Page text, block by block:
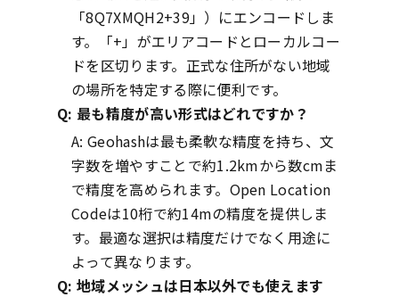
「8Q7XMQH2+39」）にエンコードしま
す。「+」がエリアコードとローカルコー
ドを区切ります。正式な住所がない地域
の場所を特定する際に便利です。
Q: 最も精度が高い形式はどれですか？
A: Geohashは最も柔軟な精度を持ち、文
字数を増やすことで約1.2kmから数cmま
で精度を高められます。Open Location
Codeは10桁で約14mの精度を提供しま
す。最適な選択は精度だけでなく用途に
よって異なります。
Q: 地域メッシュは日本以外でも使えます